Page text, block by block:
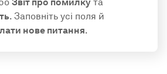
. Заповніть усі поля й
нове питання.